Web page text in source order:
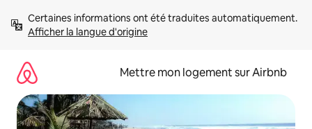
directement
Afficher la langue d'origine
Mettre mon logement sur Airbnb